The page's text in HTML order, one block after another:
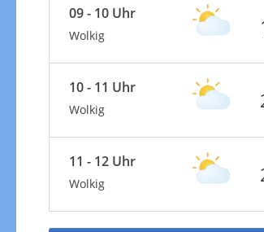
09 - 10 Uhr
Wolkig
10 - 11 Uhr
Wolkig
11 - 12 Uhr
Wolkig